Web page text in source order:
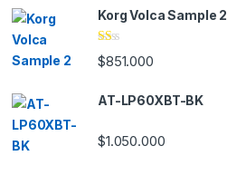
2.28
de 5
Korg Volca Sample 2
Va
lo
do
en
00
de
$851.000
AT-LP60XBT-BK
$1.050.000